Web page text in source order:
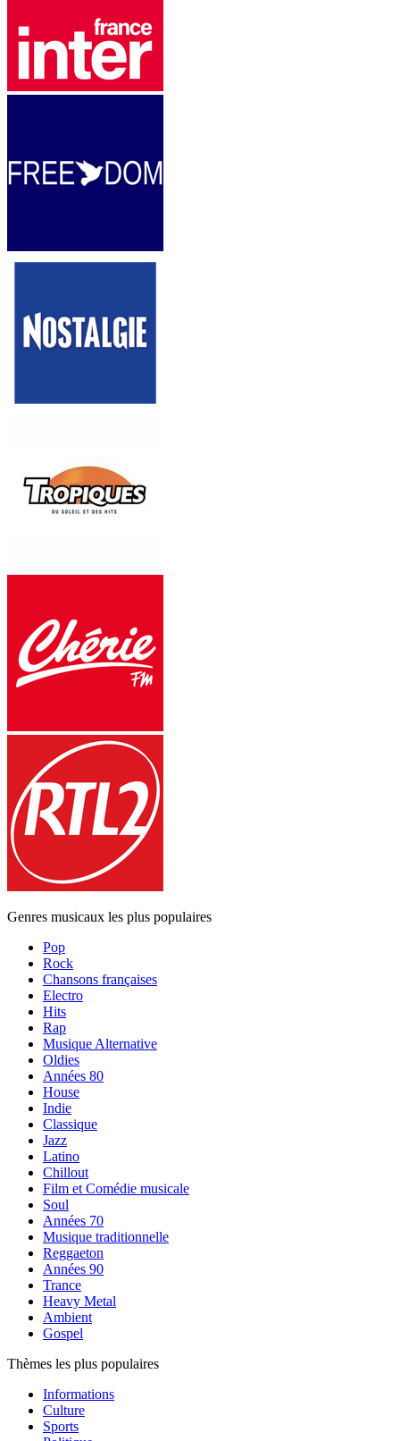
Genres musicaux les plus populaires
Pop
Rock
Chansons françaises
Electro
Hits
Rap
Musique Alternative
Oldies
Années 80
House
Indie
Classique
Jazz
Latino
Chillout
Film et Comédie musicale
Soul
Années 70
Musique traditionnelle
Reggaeton
Années 90
Trance
Heavy Metal
Ambient
Gospel
Thèmes les plus populaires
Informations
Culture
Sports